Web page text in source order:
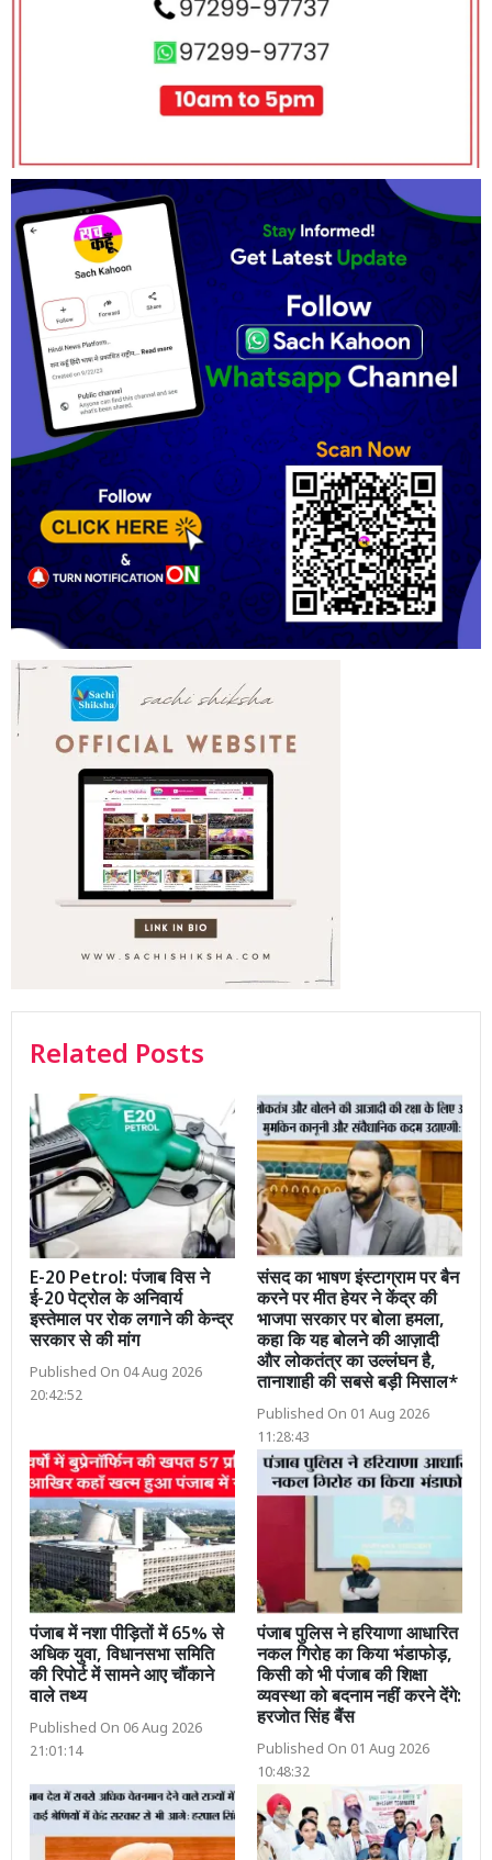
Related Posts
E-20 Petrol: पंजाब विस ने
ई-20 पेट्रोल के अनिवार्य
इस्तेमाल पर रोक लगाने की केन्द्र
सरकार से की मांग
Published On 04 Aug 2026
20:42:52
संसद का भाषण इंस्टाग्राम पर बैन
करने पर मीत हेयर ने केंद्र की
भाजपा सरकार पर बोला हमला,
कहा कि यह बोलने की आज़ादी
और लोकतंत्र का उल्लंघन है,
तानाशाही की सबसे बड़ी मिसाल*
Published On 01 Aug 2026
11:28:43
पंजाब में नशा पीड़ितों में 65% से
अधिक युवा, विधानसभा समिति
की रिपोर्ट में सामने आए चौंकाने
वाले तथ्य
Published On 06 Aug 2026
21:01:14
पंजाब पुलिस ने हरियाणा आधारित
नकल गिरोह का किया भंडाफोड़,
किसी को भी पंजाब की शिक्षा
व्यवस्था को बदनाम नहीं करने देंगे:
हरजोत सिंह बैंस
Published On 01 Aug 2026
10:48:32